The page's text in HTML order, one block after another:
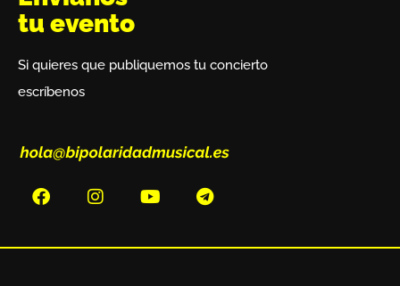
tu evento
Si quieres que publiquemos tu concierto
escríbenos